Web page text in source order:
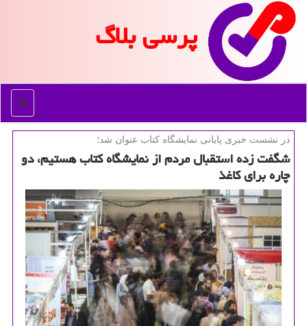
پرسی بلاگ
منو
در نشست خبری پایانی نمایشگاه كتاب عنوان شد؛
شگفت زده استقبال مردم از نمایشگاه كتاب هستیم، دو
چاره برای كاغذ